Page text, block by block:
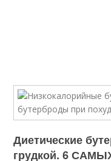
Диетические
грудкой. 6